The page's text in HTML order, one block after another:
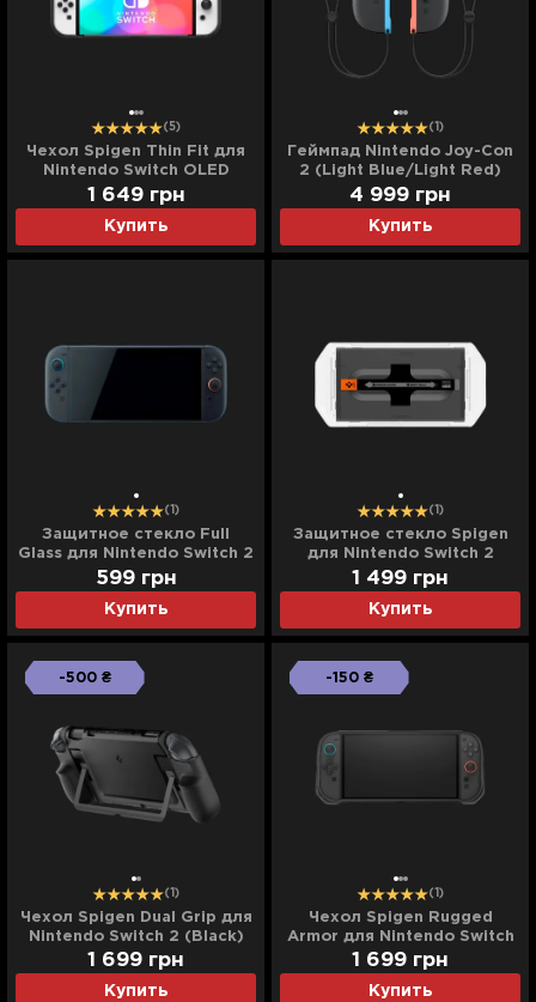
(5)
Чехол Spigen Thin Fit для
Nintendo Switch OLED
(Black)
Купить
1 649 грн
(1)
Геймпад Nintendo Joy-Con
2 (Light Blue/Light Red)
(UA)
Купить
4 999 грн
(1)
Защитное стекло Full
Glass для Nintendo Switch 2
Купить
599 грн
(1)
Защитное стекло Spigen
для Nintendo Switch 2
Купить
1 499 грн
-500 ₴
(1)
Чехол Spigen Dual Grip для
Nintendo Switch 2 (Black)
Купить
1 699 грн
-150 ₴
(1)
Чехол Spigen Rugged
Armor для Nintendo Switch
2 (Matte Black)
Купить
1 699 грн